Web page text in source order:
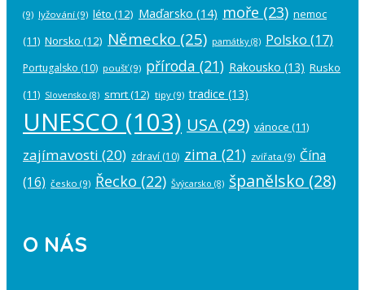
(9) lyžování (9) léto (12) Maďarsko (14) moře (23) nemoc
(11) Norsko (12) Německo (25) památky(8) Polsko (17)
Portugalsko (10) poušť(9) příroda (21) Rakousko (13) Rusko
(11) Slovensko (8) smrt(12) tipy (9) tradice (13)
UNESCO (103) USA (29) vánoce (11)
zajímavosti (20) zdraví (10) zima (21) zvířata (9) Čína
(16) česko (9) Řecko (22) Švýcarsko (8) španělsko (28)
O NÁS